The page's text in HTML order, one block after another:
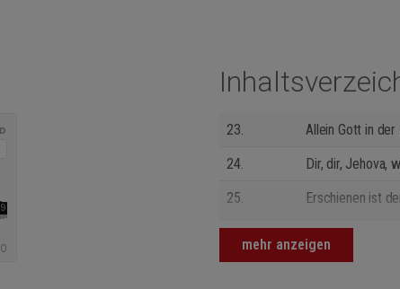
23.
Allein Gott in der
24.
Dir, dir, Jehova,
25.
Erschienen ist
26.
Jesu, hilf siegen,
27.
Jesu, meine
mehr anzeigen